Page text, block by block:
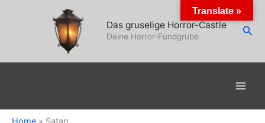
Das gruselige Horror-Castle
Deine Horror-Fundgrube
Translate »